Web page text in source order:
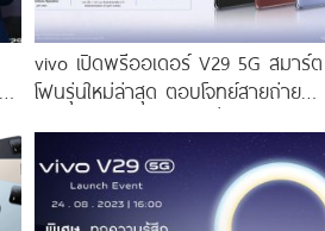
vivo เปิดพรีออเดอร์ V29 5G สมาร์ต
โฟนรุ่นใหม่ล่าสุด ตอบโจทย์สายถ่าย
14,999 บาท จัดเต็มกับโปรโมชันพิเศษ
ก่อนใคร